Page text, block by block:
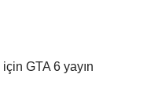
GTA 6 yayın